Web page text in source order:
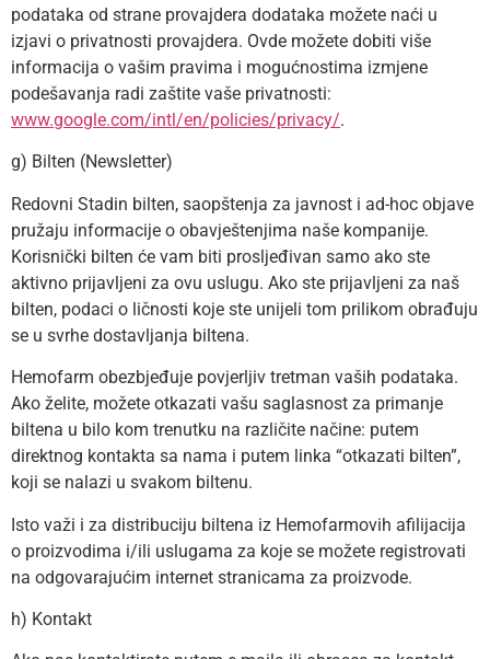
podataka od strane provajdera dodataka možete naći u
izjavi o privatnosti provajdera. Ovde možete dobiti više
informacija o vašim pravima i mogućnostima izmjene
podešavanja radi zaštite vaše privatnosti:
www.google.com/intl/en/policies/privacy/.
g) Bilten (Newsletter)
Redovni Stadin bilten, saopštenja za javnost i ad-hoc objave
pružaju informacije o obavještenjima naše kompanije.
Korisnički bilten će vam biti prosljeđivan samo ako ste
aktivno prijavljeni za ovu uslugu. Ako ste prijavljeni za naš
bilten, podaci o ličnosti koje ste unijeli tom prilikom obrađuju
se u svrhe dostavljanja biltena.
Hemofarm obezbjeđuje povjerljiv tretman vaših podataka.
Ako želite, možete otkazati vašu saglasnost za primanje
biltena u bilo kom trenutku na različite načine: putem
direktnog kontakta sa nama i putem linka “otkazati bilten”,
koji se nalazi u svakom biltenu.
Isto važi i za distribuciju biltena iz Hemofarmovih afilijacija
o proizvodima i/ili uslugama za koje se možete registrovati
na odgovarajućim internet stranicama za proizvode.
h) Kontakt